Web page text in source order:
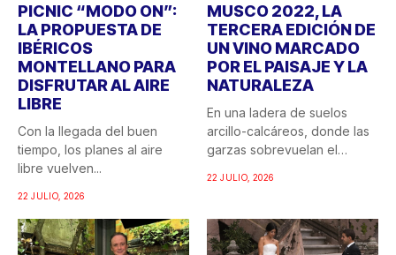
PICNIC “MODO ON”:
LA PROPUESTA DE
IBÉRICOS
MONTELLANO PARA
DISFRUTAR AL AIRE
LIBRE
Con la llegada del buen
tiempo, los planes al aire
libre vuelven...
22 JULIO, 2026
MUSCO 2022, LA
TERCERA EDICIÓN DE
UN VINO MARCADO
POR EL PAISAJE Y LA
NATURALEZA
En una ladera de suelos
arcillo-calcáreos, donde las
garzas sobrevuelan el
22 JULIO, 2026